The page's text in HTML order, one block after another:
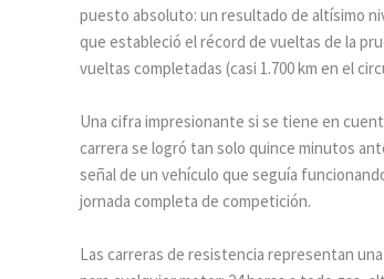
puesto absoluto: un resultado de altísimo
que estableció el récord de vueltas de la
vueltas completadas (casi 1.700 km en el
Una cifra impresionante si se tiene en
carrera se logró tan solo quince minutos
señal de un vehículo que seguía
jornada completa de competición.
Las carreras de resistencia representan